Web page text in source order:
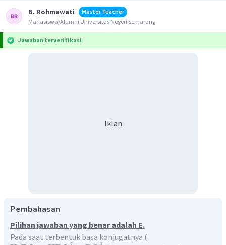
B. Rohmawati
Master Teacher
Mahasiswa/Alumni Universitas Negeri Semarang
Jawaban terverifikasi
Iklan
Pembahasan
Pilihan jawaban yang benar adalah E.
Pada saat terbentuk basa konjugatnya (